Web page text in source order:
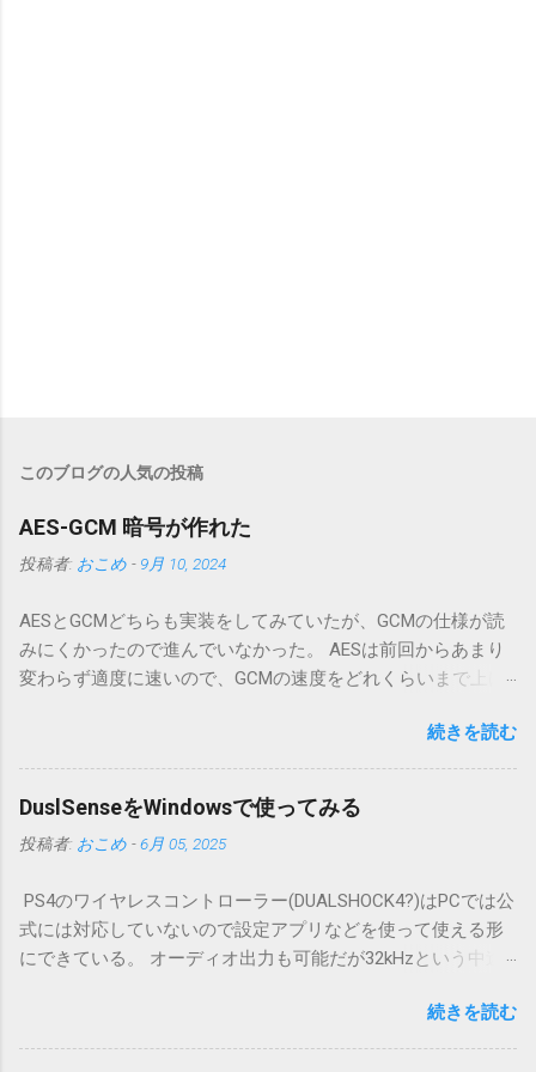
このブログの人気の投稿
AES-GCM 暗号が作れた
投稿者: おこめ - 9月 10, 2024
AESとGCMどちらも実装をしてみていたが、GCMの仕様が読
みにくかったので進んでいなかった。 AESは前回からあまり
変わらず適度に速いので、GCMの速度をどれくらいまで上げ
ら。 GCMはほぼCTR Mode とハッシュ計算で認証コードの計
算をするだけの組み合わせなので、CTRを若干修正したもの
とIVなどの初期化ができればやや完成、となる。 やや難解な
初期化 CTRモード 認証タグの計算いろいろ AADの計算 ガロ
アさんの計算をビット反転で テストパターンをみつけてやる
CTRっぽい計算のあと、認証タグの計算を別スレッドに分け
てみた。2スレッドに分けることでAES-NIは使ってないのに
1.5Gbpsくらいは出ていてJava標準のより速い。という結果が
暗号。本体の GCTR? とハッシュ値計算のGHASH に分けて作
ったりすると楽か。スレッド分けは、本体データをハッシュ
続きを読む
DuslSenseをWindowsで使ってみる
投稿者: おこめ -6月 05, 2025
PS4のワイヤレスコントローラー(DUALSHOCK4?)はPCでは公
式には対応していないので設定アプリなどを使って使える形
にできている。 オーディオ出力も可能だが32kHzという中途
なっていたので本体はないが購入してみた。 デザインは変わ
っているが、形やサイズ感はPS4のコントローラと変わりな
続きを読む